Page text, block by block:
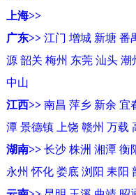
上海>>
广东>> 江门 增城 新塘 番
源 韶关 梅州 东莞 汕头 潮
中山
江西>> 南昌 萍乡 新余 宜
潭 景德镇 上饶 赣州 万载
湖南>> 长沙 株洲 湘潭 衡
永州 怀化 娄底 浏阳 耒阳